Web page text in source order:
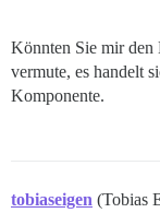
Könnten Sie mir den
vermute, es handelt
Komponente.
tobiaseigen (Tobias